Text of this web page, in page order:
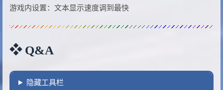
游戏内设置：文本显示速度调到最快
❖ Q&A
隐藏工具栏